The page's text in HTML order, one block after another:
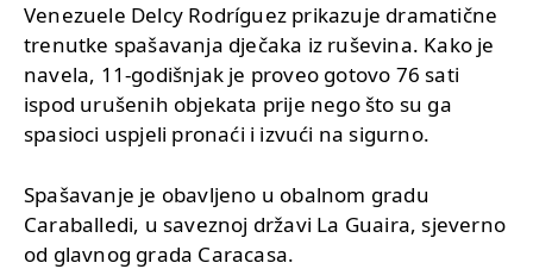
Venezuele Delcy Rodríguez prikazuje dramatične
trenutke spašavanja dječaka iz ruševina. Kako je
navela, 11-godišnjak je proveo gotovo 76 sati
ispod urušenih objekata prije nego što su ga
spasioci uspjeli pronaći i izvući na sigurno.
Spašavanje je obavljeno u obalnom gradu
Caraballedi, u saveznoj državi La Guaira, sjeverno
od glavnog grada Caracasa.